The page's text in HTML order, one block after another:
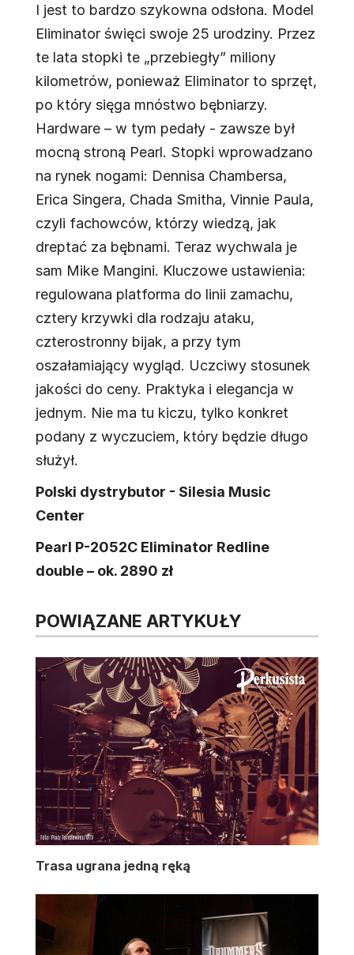
I jest to bardzo szykowna odsłona. Model
Eliminator święci swoje 25 urodziny. Przez
te lata stopki te „przebiegły” miliony
kilometrów, ponieważ Eliminator to sprzęt,
po który sięga mnóstwo bębniarzy.
Hardware – w tym pedały - zawsze był
mocną stroną Pearl. Stopki wprowadzano
na rynek nogami: Dennisa Chambersa,
Erica Singera, Chada Smitha, Vinnie Paula,
czyli fachowców, którzy wiedzą, jak
dreptać za bębnami. Teraz wychwala je
sam Mike Mangini. Kluczowe ustawienia:
regulowana platforma do linii zamachu,
cztery krzywki dla rodzaju ataku,
czterostronny bijak, a przy tym
oszałamiający wygląd. Uczciwy stosunek
jakości do ceny. Praktyka i elegancja w
jednym. Nie ma tu kiczu, tylko konkret
podany z wyczuciem, który będzie długo
służył.
Polski dystrybutor - Silesia Music
Center
Pearl P-2052C Eliminator Redline
double – ok. 2890 zł
POWIĄZANE ARTYKUŁY
Trasa ugrana jedną ręką